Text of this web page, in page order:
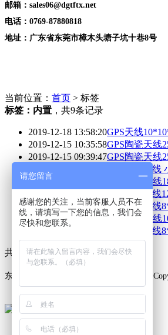
邮箱：sales06@dgtftx.net
电话：0769-87880818
地址：广东省东莞市樟木头塘子坑十巷8号
当前位置： 首页 > 标签
标签： 内置 ， 共9条记录
2019-12-18 13:58:20GPS天线
2019-12-15 10:35:58GPS陶瓷天线
2019-12-15 09:39:47GPS陶瓷天线
GPS授时天
2019-05-29 17:12:15
GPS陶瓷天线
GPS陶瓷天线
2019-09-23 11:23:52GPS陶瓷天线
2019-09-23 09:32:16GPS陶瓷天线
GPS陶瓷天线
共 页9条记录
东莞市天发通讯科技有限公司 版权所有
东莞网站建设
请您留言
感谢您的关注，当前客服人员不在
线，请填写一下您的信息，我们会
尽快和您联系。